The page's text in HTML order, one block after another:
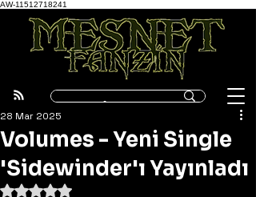
AW-11512718241
Volumes - Yeni Single
'Sidewinder'ı Yayınladı
28 Mar 2025
5 üzerinden NaN yıldız